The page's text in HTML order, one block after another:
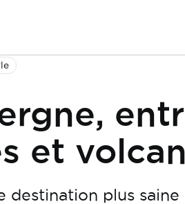
et
destination plus